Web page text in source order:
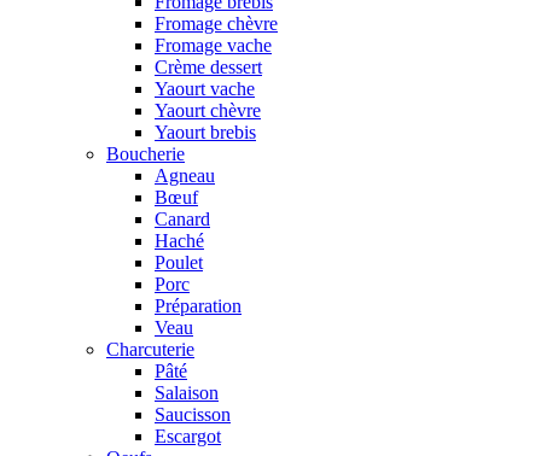
Fromage chèvre
Fromage vache
Crème dessert
Yaourt vache
Yaourt chèvre
Yaourt brebis
Boucherie
Agneau
Bœuf
Canard
Haché
Poulet
Porc
Préparation
Veau
Charcuterie
Pâté
Salaison
Saucisson
Escargot